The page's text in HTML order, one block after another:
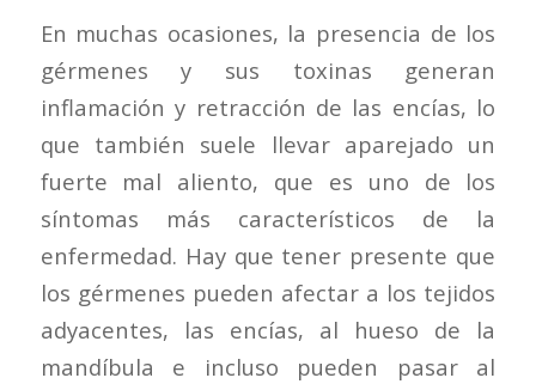
En muchas ocasiones, la presencia de los
gérmenes y sus toxinas generan
inflamación y retracción de las encías, lo
que también suele llevar aparejado un
fuerte mal aliento, que es uno de los
síntomas más característicos de la
enfermedad. Hay que tener presente que
los gérmenes pueden afectar a los tejidos
adyacentes, las encías, al hueso de la
mandíbula e incluso pueden pasar al